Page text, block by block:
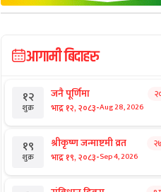
आगामी बिदाहरु
१२
शुक्र
जनै पूर्णिमा
भाद्र १२, २०८३-Aug 28, 2026
१९
शुक्र
श्रीकृष्ण जन्माष्टमी व्रत
भाद्र १९, २०८३-Sep 4, 2026